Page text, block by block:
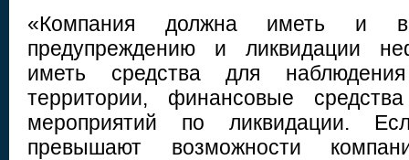
«Компания должна иметь и
предупреждению и ликвидации
иметь средства для
территории, финансовые
мероприятий по ликвидации.
превышают возможности